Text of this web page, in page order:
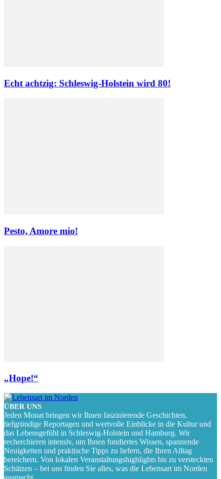
Echt achtzig: Schleswig-Holstein wird 80!
Pesto, Amore mio!
„Hope!“
ÜBER UNS
Jeden Monat bringen wir Ihnen faszinierende Geschichten,
tiefgründige Reportagen und wertvolle Einblicke in die Kultur und
das Lebensgefühl in Schleswig-Holstein und Hamburg. Wir
recherchieren intensiv, um Ihnen fundiertes Wissen, spannende
Neuigkeiten und praktische Tipps zu liefern, die Ihren Alltag
bereichern. Von lokalen Veranstaltungshighlights bis zu versteckten
Schätzen – bei uns finden Sie alles, was die Lebensart im Norden
ausmacht.